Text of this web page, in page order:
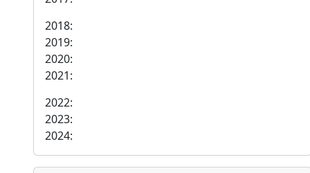
2018:
2019:
2020:
2021:
2022:
2023:
2024: